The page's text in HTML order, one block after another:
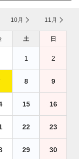
10月 11月
土 日
1 2
8 9
15 16
22 23
29 30